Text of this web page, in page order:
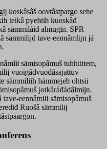
koskâsâš oovtâstpargo sehe
teikâ pyehtih kuoskâđ
sämmiláid almugin. SPR
sämmilijd tave-eennâmlijn já
sämisopâmuš tuhhiittem,
vuoigâdvuođâsajattuv
sämmiliih hämmejeh ohtsii
jotkâráđádâlmijn.
eennâmlii sämisopâmuš
Ruošâ sämmilij